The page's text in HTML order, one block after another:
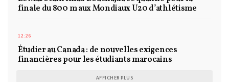
finale du 800 m aux Mondiaux U20 d’athlétisme
12:26
Étudier au Canada : de nouvelles exigences
financières pour les étudiants marocains
AFFICHER PLUS